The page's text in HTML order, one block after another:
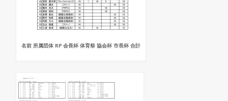
名前 所属団体 RP 会長杯 体育祭 協会杯 市長杯 合計